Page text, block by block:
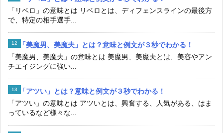
「リベロ」の意味とは リベロとは、ディフェンスラインの最後方
で、特定の相手選手...
「美魔男、美魔夫」とは？意味と例文が３秒でわかる！
「美魔男、美魔夫」の意味とは 美魔男、美魔夫とは、美容やアン
チエイジングに強い...
「アツい」とは？意味と例文が３秒でわかる！
「アツい」の意味とは アツいとは、興奮する、人気がある、はま
っているなど様々な...